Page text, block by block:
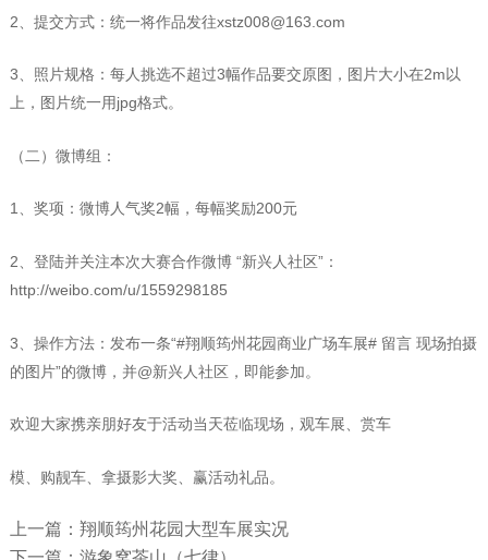
2、提交方式：统一将作品发往xstz008@163.com
3、照片规格：每人挑选不超过3幅作品要交原图，图片大小在2m以
上，图片统一用jpg格式。
（二）微博组：
1、奖项：微博人气奖2幅，每幅奖励200元
2、登陆并关注本次大赛合作微博 “新兴人社区”：
http://weibo.com/u/1559298185
3、操作方法：发布一条“#翔顺筠州花园商业广场车展# 留言 现场拍摄
的图片”的微博，并@新兴人社区，即能参加。
欢迎大家携亲朋好友于活动当天莅临现场，观车展、赏车
模、购靓车、拿摄影大奖、赢活动礼品。
上一篇：翔顺筠州花园大型车展实况